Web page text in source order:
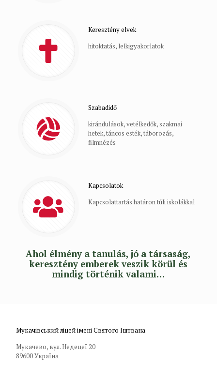
Keresztény elvek
hitoktatás, lelkigyakorlatok
Szabadidő
kirándulások, vetélkedők, szakmai
hetek, táncos esték, táborozás,
filmnézés
Kapcsolatok
Kapcsolattartás határon túli iskolákkal
Ahol élmény a tanulás, jó a társaság,
keresztény emberek veszik körül és
mindig történik valami…
Мукачівський ліцей імені Святого Іштвана
Мукачево, вул. Недецеї 20
89600 Україна